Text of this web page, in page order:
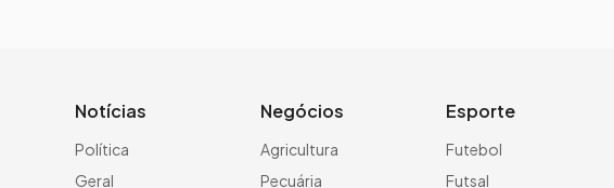
Notícias
Política
Geral
Negócios
Agricultura
Pecuária
Esporte
Futebol
Futsal